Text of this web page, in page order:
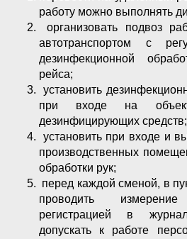
работу можно выполнять
организовать подвоз
автотранспортом с
дезинфекционной
рейса;
установить
при входе на
дезинфицирующих средств;
установить при входе и
производственных
обработки рук;
перед каждой сменой, в
проводить
регистрацией в
допускать к работе